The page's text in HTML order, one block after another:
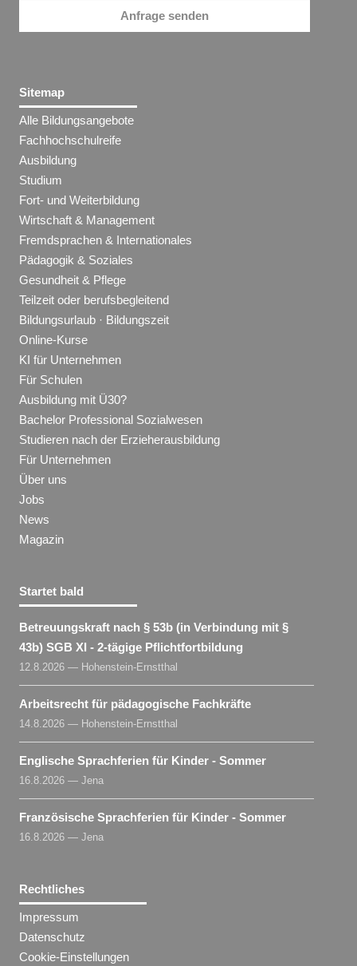
Anfrage senden
Sitemap
Alle Bildungsangebote
Fachhochschulreife
Ausbildung
Studium
Fort- und Weiterbildung
Wirtschaft & Management
Fremdsprachen & Internationales
Pädagogik & Soziales
Gesundheit & Pflege
Teilzeit oder berufsbegleitend
Bildungsurlaub · Bildungszeit
Online-Kurse
KI für Unternehmen
Für Schulen
Ausbildung mit Ü30?
Bachelor Professional Sozialwesen
Studieren nach der Erzieherausbildung
Für Unternehmen
Über uns
Jobs
News
Magazin
Startet bald
Betreuungskraft nach § 53b (in Verbindung mit §
43b) SGB XI - 2-tägige Pflichtfortbildung
12.8.2026 — Hohenstein-Ernstthal
Arbeitsrecht für pädagogische Fachkräfte
14.8.2026 — Hohenstein-Ernstthal
Englische Sprachferien für Kinder - Sommer
16.8.2026 — Jena
Französische Sprachferien für Kinder - Sommer
16.8.2026 — Jena
Rechtliches
Impressum
Datenschutz
Cookie-Einstellungen